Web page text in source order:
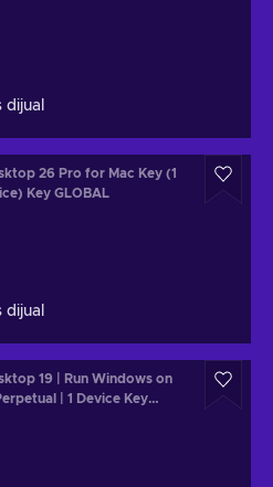
dijual
26 Pro for Mac Key (1
Key GLOBAL
dijual
19 | Run Windows on
| 1 Device Key